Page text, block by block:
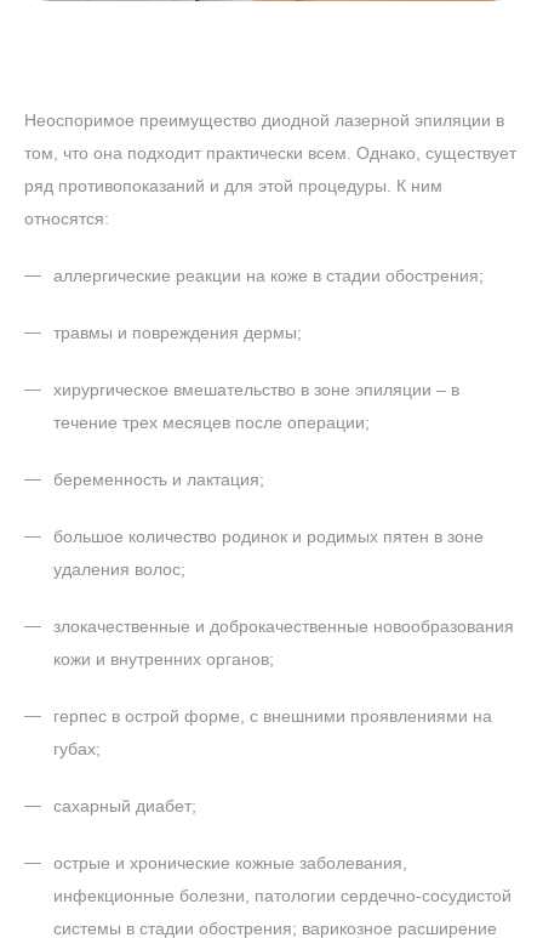
Неоспоримое преимущество диодной лазерной эпиляции в
том, что она подходит практически всем. Однако, существует
ряд противопоказаний и для этой процедуры. К ним
относятся:
аллергические реакции на коже в стадии обострения;
травмы и повреждения дермы;
хирургическое вмешательство в зоне эпиляции – в
течение трех месяцев после операции;
беременность и лактация;
большое количество родинок и родимых пятен в зоне
удаления волос;
злокачественные и доброкачественные новообразования
кожи и внутренних органов;
герпес в острой форме, с внешними проявлениями на
губах;
сахарный диабет;
острые и хронические кожные заболевания,
инфекционные болезни, патологии сердечно-сосудистой
системы в стадии обострения; варикозное расширение